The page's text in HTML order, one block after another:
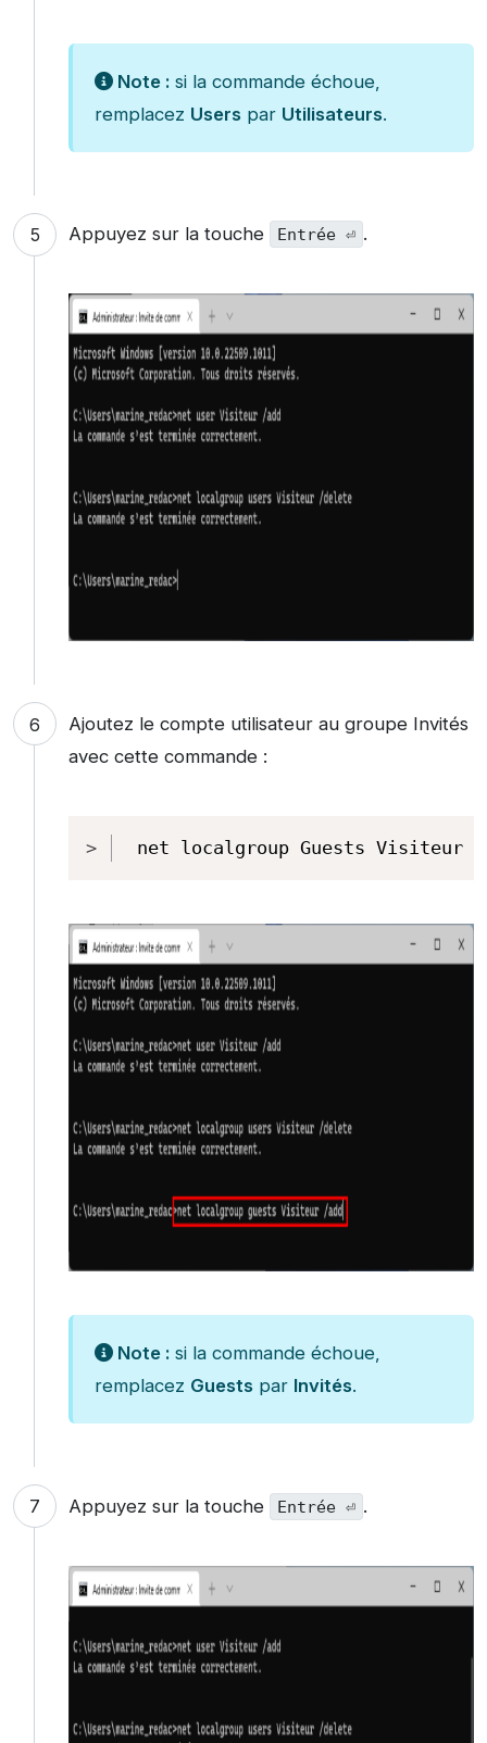
Note :si la commande échoue,
remplacez Users par Utilisateurs.
Appuyez sur la touche Entrée ⏎ .
Ajoutez le compte utilisateur au groupe Invités
avec cette commande :
net localgroup Guests Visiteur /
Copy
Note :si la commande échoue,
remplacez Guests par Invités.
Appuyez sur la touche Entrée ⏎ .